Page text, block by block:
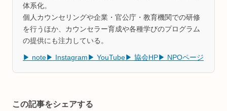
体系化。
個人カウンセリングや企業・官公庁・教育機関での研修
を行うほか、カウンセラー育成や各種学びのプログラム
の提供にも注力している。
▶ note▶ Instagram ▶ YouTube▶ 協会HP▶ NPOページ
この記事をシェアする